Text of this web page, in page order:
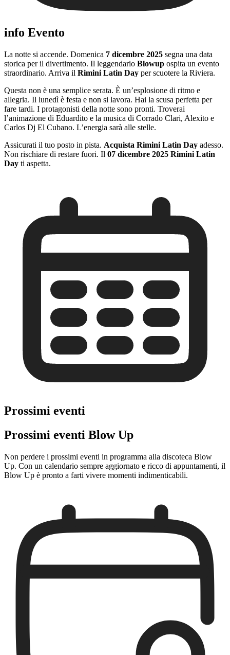
info Evento
La notte si accende. Domenica 7 dicembre 2025 segna una data
storica per il divertimento. Il leggendario Blowup ospita un evento
straordinario. Arriva il Rimini Latin Day per scuotere la Riviera.
Questa non è una semplice serata. È un’esplosione di ritmo e
allegria. Il lunedì è festa e non si lavora. Hai la scusa perfetta per
fare tardi. I protagonisti della notte sono pronti. Troverai
l’animazione di Eduardito e la musica di Corrado Clari, Alexito e
Carlos Dj El Cubano. L’energia sarà alle stelle.
Assicurati il tuo posto in pista. Acquista Rimini Latin Day adesso.
Non rischiare di restare fuori. Il 07 dicembre 2025 Rimini Latin
Day ti aspetta.
Prossimi eventi
Prossimi eventi Blow Up
Non perdere i prossimi eventi in programma alla discoteca Blow
Up. Con un calendario sempre aggiornato e ricco di appuntamenti, il
Blow Up è pronto a farti vivere momenti indimenticabili.